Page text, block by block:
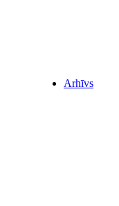
Arhīvs